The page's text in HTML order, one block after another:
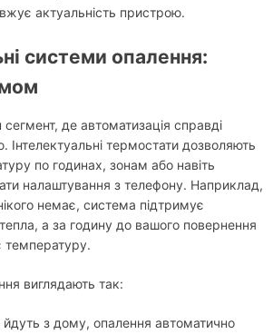
актуальність пристрою.
системи опалення:
де автоматизація справді
термостати дозволяють
по годинах, зонам або навіть
налаштування з телефону. Наприклад,
немає, система підтримує
а за годину до вашого повернення
температуру.
виглядають так:
йдуть з дому, опалення автоматично